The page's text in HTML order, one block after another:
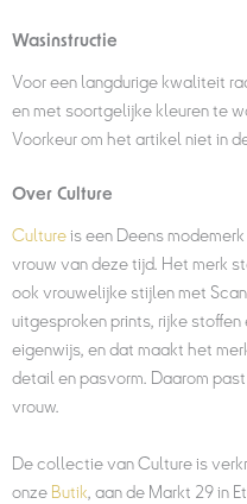
Wasinstructie
Voor een langdurige kwaliteit
en met soortgelijke kleuren te
Voorkeur om het artikel niet in
Over Culture
Cultureis een Deens
vrouw van deze tijd. Het merk
ook vrouwelijke stijlen met
uitgesproken prints, rijke
eigenwijs, en dat maakt het
detail en pasvorm. Daarom
vrouw.
De collectie van Culture is
onze Butik , aan de Markt 29 in